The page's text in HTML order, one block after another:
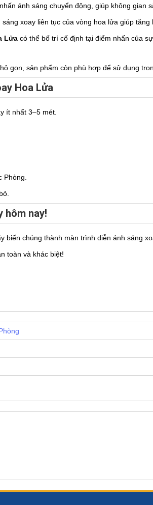
ánh sáng chuyển động, giúp không gian
xoay liên tục của vòng hoa lửa giúp
Lửacó thể bố trí cố định tại điểm nhấn của
gọn, sản phẩm còn phù hợp để sử dụng
Hoa Lửa
ít nhất 3–5 mét.
hôm nay!
chúng thành màn trình diễn ánh sáng
toàn và khác biệt!